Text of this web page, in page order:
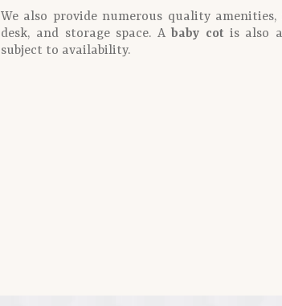
We also provide numerous quality
desk, and storage space. Ababy cot is also
subject to availability.